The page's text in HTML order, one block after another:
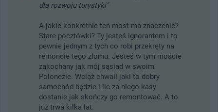
dla rozwoju turystyki"
A jakie konkretnie ten most ma znaczenie?
Stare pocztówki? Ty jesteś ignorantem i to
pewnie jednym z tych co robi przekręty na
remoncie tego złomu. Jesteś w tym moście
zakochany jak mój sąsiad w swoim
Polonezie. Wciąż chwali jaki to dobry
samochód będzie i ile za niego kasy
dostanie jak skończy go remontować. A to
już trwa kilka lat.